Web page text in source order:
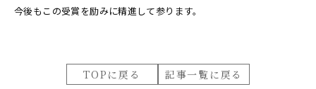
今後もこの受賞を励みに精進して参ります。
TOPに戻る 記事一覧に戻る